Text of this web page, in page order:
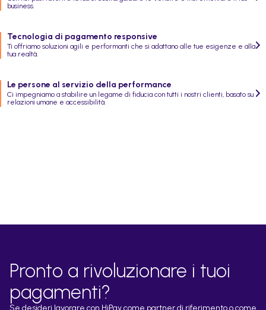
business.
Tecnologia di pagamento responsive
Ti offriamo soluzioni agili e performanti che si adattano alle tue esigenze e alla
tua realtà.
Le persone al servizio della performance
Ci impegniamo a stabilire un legame di fiducia con tutti i nostri clienti, basato su
relazioni umane e accessibilità.
Pronto a rivoluzionare i tuoi
pagamenti?
Se desideri lavorare con HiPay come partner di riferimento o come